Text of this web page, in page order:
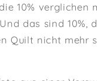
10% verglichen
das sind 10%,
Quilt nicht mehr